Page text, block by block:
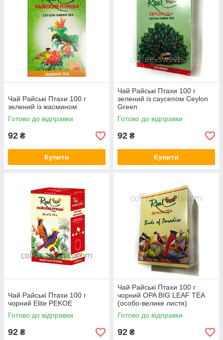
Чай Райські Птахи 100 г
зелений із жасмином
Готово до відправки
92 ₴
Купити
Чай Райські Птахи 100 г
зелений із саусепом Ceylon
Green
Готово до відправки
92 ₴
Купити
Чай Райські Птахи 100 г
чорний Elite PEKOE
Готово до відправки
92 ₴
Чай Райські Птахи 100 г
чорний OPA BIG LEAF TEA
(особо-велике листя)
Готово до відправки
92 ₴